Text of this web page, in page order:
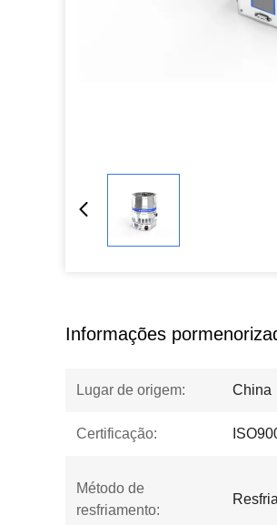
Informações
Lugar de origem: China
Certificação:
Método de
resfriamento: